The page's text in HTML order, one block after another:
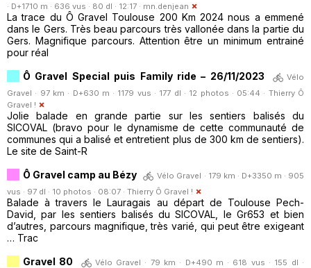
· D+1710 m · 636 vus · 80 dl · 12:17 · mn.denjean
La trace du Ô Gravel Toulouse 200 Km 2024 nous a emmené
dans le Gers. Très beau parcours très vallonée dans la partie du
Gers. Magnifique parcours. Attention être un minimum entrainé
pour réal
Ô Gravel Special puis Family ride – 26/11/2023
Vélo
Gravel · 97 km · D+630 m · 1179 vus · 177 dl · 12 photos · 05:44 · Thierry Ô
Gravel !
Jolie balade en grande partie sur les sentiers balisés du
SICOVAL (bravo pour le dynamisme de cette communauté de
communes qui a balisé et entretient plus de 300 km de sentiers).
Le site de Saint-R
Ô Gravel camp au Bézy
Vélo Gravel · 179 km · D+3350 m · 905
vus · 97 dl · 10 photos · 08:07 · Thierry Ô Gravel !
Balade à travers le Lauragais au départ de Toulouse Pech-
David, par les sentiers balisés du SICOVAL, le Gr653 et bien
d’autres, parcours magnifique, très varié, qui peut être exigeant
… Trac
Gravel 80
Vélo Gravel · 79 km · D+490 m · 618 vus · 155 dl ·